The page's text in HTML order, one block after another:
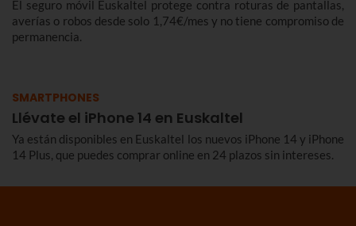
El seguro móvil Euskaltel protege contra roturas de pantallas,
averías o robos desde solo 1,74€/mes y no tiene compromiso de
permanencia.
SMARTPHONES
Llévate el iPhone 14 en Euskaltel
Ya están disponibles en Euskaltel los nuevos iPhone 14 y iPhone
14 Plus, que puedes comprar online en 24 plazos sin intereses.